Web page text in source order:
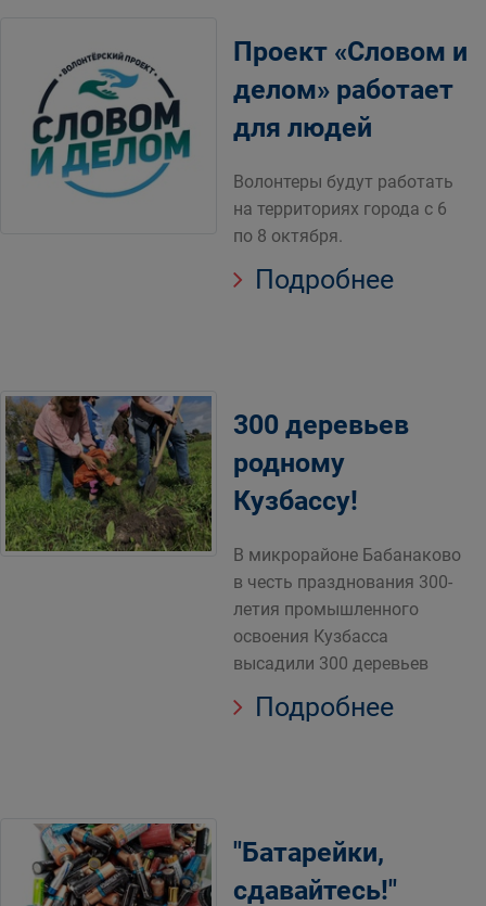
Проект «Словом и
делом» работает
для людей
Волонтеры будут работать
на территориях города с 6
по 8 октября.
Подробнее
300 деревьев
родному
Кузбассу!
В микрорайоне Бабанаково
в честь празднования 300-
летия промышленного
освоения Кузбасса
высадили 300 деревьев
Подробнее
"Батарейки,
сдавайтесь!"